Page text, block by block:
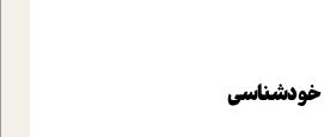
خودشناسی